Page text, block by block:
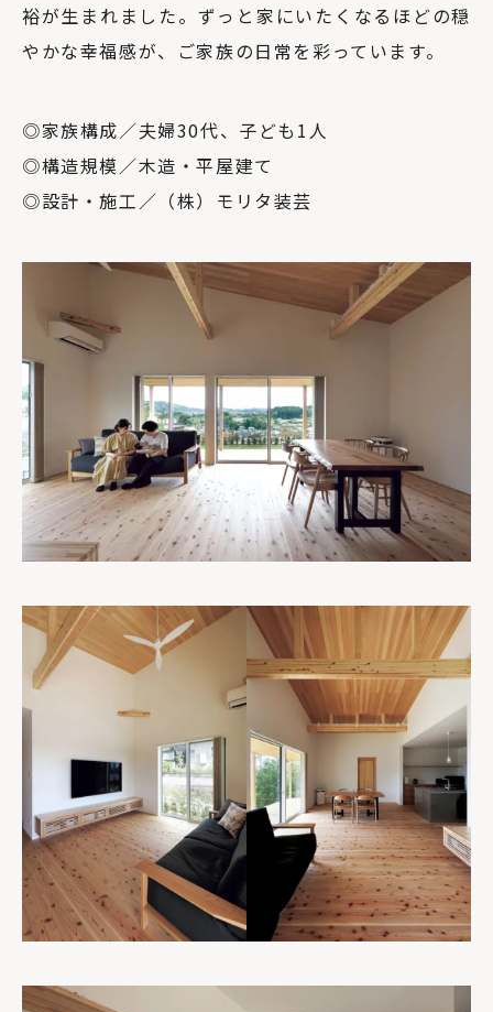
裕が生まれました。ずっと家にいたくなるほどの穏
やかな幸福感が、ご家族の日常を彩っています。
◎家族構成／夫婦30代、子ども1人
◎構造規模／木造・平屋建て
◎設計・施工／（株）モリタ装芸